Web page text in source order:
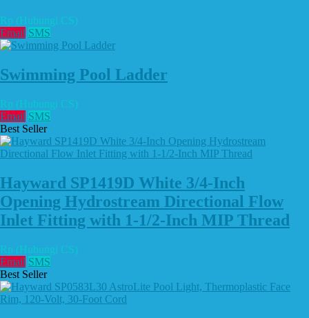
Rp (Hubungi CS)
Email SMS
Swimming Pool Ladder
Rp (Hubungi CS)
Email SMS
Best Seller
Hayward SP1419D White 3/4-Inch
Opening Hydrostream Directional Flow
Inlet Fitting with 1-1/2-Inch MIP Thread
Rp (Hubungi CS)
Email SMS
Best Seller